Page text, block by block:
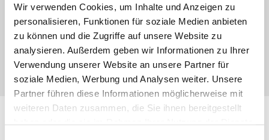
Wir verwenden Cookies, um Inhalte und Anzeigen zu
personalisieren, Funktionen für soziale Medien anbieten
zu können und die Zugriffe auf unsere Website zu
analysieren. Außerdem geben wir Informationen zu Ihrer
Verwendung unserer Website an unsere Partner für
soziale Medien, Werbung und Analysen weiter. Unsere
Partner führen diese Informationen möglicherweise mit
weiteren Daten zusammen, die Sie ihnen bereitgestellt
haben oder die sie im Rahmen Ihrer Nutzung der Dienste
an info@hegerich-immobilien.de widerrufen. *
* Pflichtfelder
Absenden
Leistungen für Immobilien-